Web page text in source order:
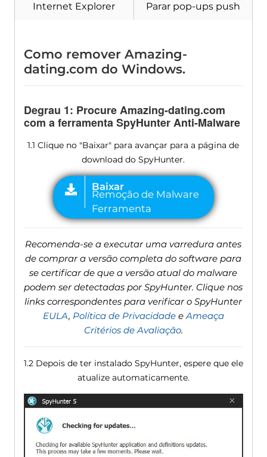
Internet Explorer Parar pop-ups push
Como remover Amazing-
dating.com do Windows.
Degrau 1: Procure Amazing-dating.com
com a ferramenta SpyHunter Anti-Malware
1.1 Clique no "Baixar" para avançar para a página de
download do SpyHunter.
Recomenda-se a executar uma varredura antes
de comprar a versão completa do software para
se certificar de que a versão atual do malware
podem ser detectadas por SpyHunter. Clique nos
links correspondentes para verificar o SpyHunter
EULA, Política de PrivacidadeeAmeaça
Critérios de Avaliação.
1.2 Depois de ter instalado SpyHunter, espere que ele
atualize automaticamente.